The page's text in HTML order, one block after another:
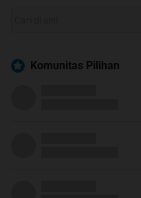
Komunitas Pilihan